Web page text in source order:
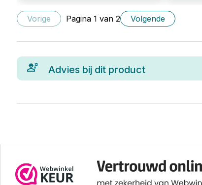
Vorige Pagina 1 van 2 Volgende
Advies bij dit product